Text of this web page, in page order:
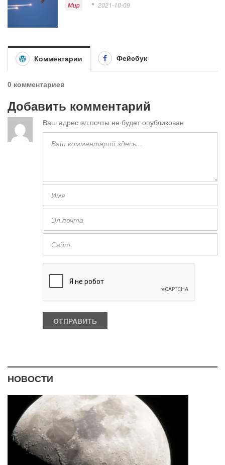
Мир 2021-10-09
Комментарии Фейсбук
0 комментариев
Добавить комментарий
Ваш адрес эл.почты не будет опубликован
НОВОСТИ